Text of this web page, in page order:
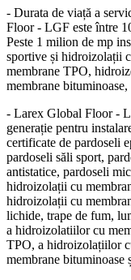
- Durata de viață a
Floor - LGF este între
Peste 1 milion de mp
sportive și hidroizolații
membrane TPO,
membrane
- Larex Global Floor -
generație pentru
certificate de pardoseli
pardoseli săli sport,
antistatice, pardoseli
hidroizolații cu
hidroizolații cu
lichide, trape de fum,
a hidroizolatiilor cu
TPO, a hidroizolațiilor
membrane